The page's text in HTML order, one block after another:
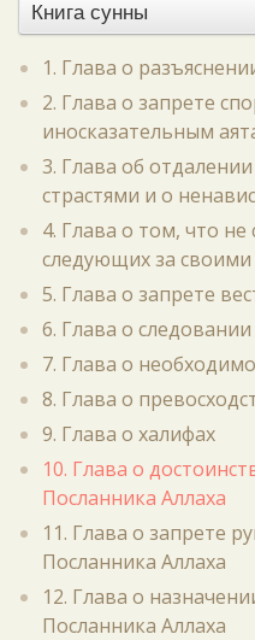
Книга сунны
1. Глава о
2. Глава о запрете
иносказательным
3. Глава об
страстями и о
4. Глава о том, что
следующих за своими
5. Глава о запрете
6. Глава о
7. Глава о
8. Глава о
9. Глава о халифах
10. Глава о
Посланника Аллаха
11. Глава о запрете
Посланника Аллаха
12. Глава о
Посланника Аллаха